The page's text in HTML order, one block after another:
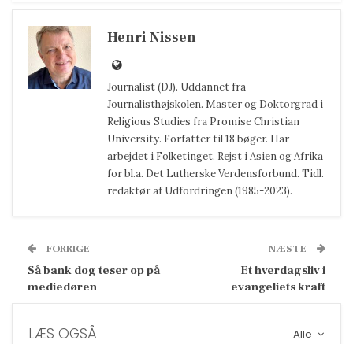
Henri Nissen
Journalist (DJ). Uddannet fra
Journalisthøjskolen. Master og Doktorgrad i
Religious Studies fra Promise Christian
University. Forfatter til 18 bøger. Har
arbejdet i Folketinget. Rejst i Asien og Afrika
for bl.a. Det Lutherske Verdensforbund. Tidl.
redaktør af Udfordringen (1985-2023).
FORRIGE
Så bank dog teser op på
mediedøren
NÆSTE
Et hverdagsliv i
evangeliets kraft
Alle
LÆS OGSÅ